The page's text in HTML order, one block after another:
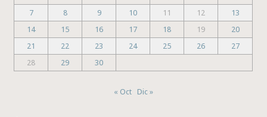
7
8 9 10 11 12
13
14
15 16 17 18 19
20
21
22 23 24 25 26
27
28
29 30
« Oct Dic »